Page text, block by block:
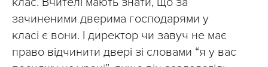
зачиненими дверима господарями у
класі є вони. І директор чи завуч не має
право відчинити двері зі словами “я у вас